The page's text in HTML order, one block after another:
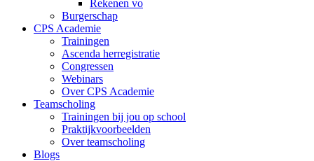
Rekenen vo
Burgerschap
CPS Academie
Trainingen
Ascenda herregistratie
Congressen
Webinars
Over CPS Academie
Teamscholing
Trainingen bij jou op school
Praktijkvoorbeelden
Over teamscholing
Blogs